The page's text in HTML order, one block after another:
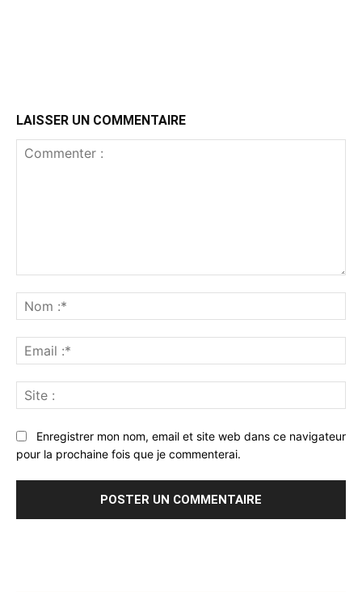
LAISSER UN COMMENTAIRE
:*
:*
:
Enregistrer mon nom, email et site web dans ce navigateur
pour la prochaine fois que je commenterai.